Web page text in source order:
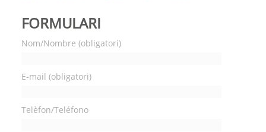
FORMULARI
Nom/Nombre (obligatori)
E-mail (obligatori)
Telèfon/Teléfono